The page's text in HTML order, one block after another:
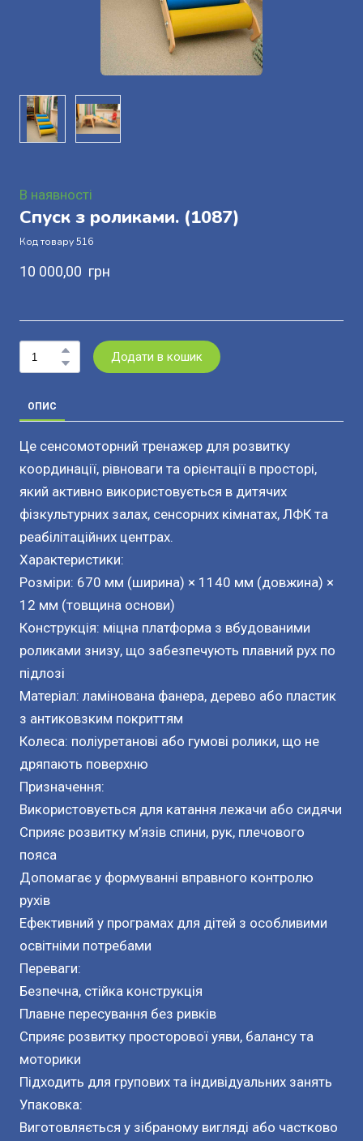
В наявності
Спуск з роликами. (1087)
Код товару 516
10 000,00  грн
Додати в кошик
ОПИС
Це сенсомоторний тренажер для розвитку
координації, рівноваги та орієнтації в просторі,
який активно використовується в дитячих
фізкультурних залах, сенсорних кімнатах, ЛФК та
реабілітаційних центрах.
Характеристики:
Розміри: 670 мм (ширина) × 1140 мм (довжина) ×
12 мм (товщина основи)
Конструкція: міцна платформа з вбудованими
роликами знизу, що забезпечують плавний рух по
підлозі
Матеріал: ламінована фанера, дерево або пластик
з антиковзким покриттям
Колеса: поліуретанові або гумові ролики, що не
дряпають поверхню
Призначення:
Використовується для катання лежачи або сидячи
Сприяє розвитку м’язів спини, рук, плечового
пояса
Допомагає у формуванні вправного контролю
рухів
Ефективний у програмах для дітей з особливими
освітніми потребами
Переваги:
Безпечна, стійка конструкція
Плавне пересування без ривків
Сприяє розвитку просторової уяви, балансу та
моторики
Підходить для групових та індивідуальних занять
Упаковка:
Виготовляється у зібраному вигляді або частково